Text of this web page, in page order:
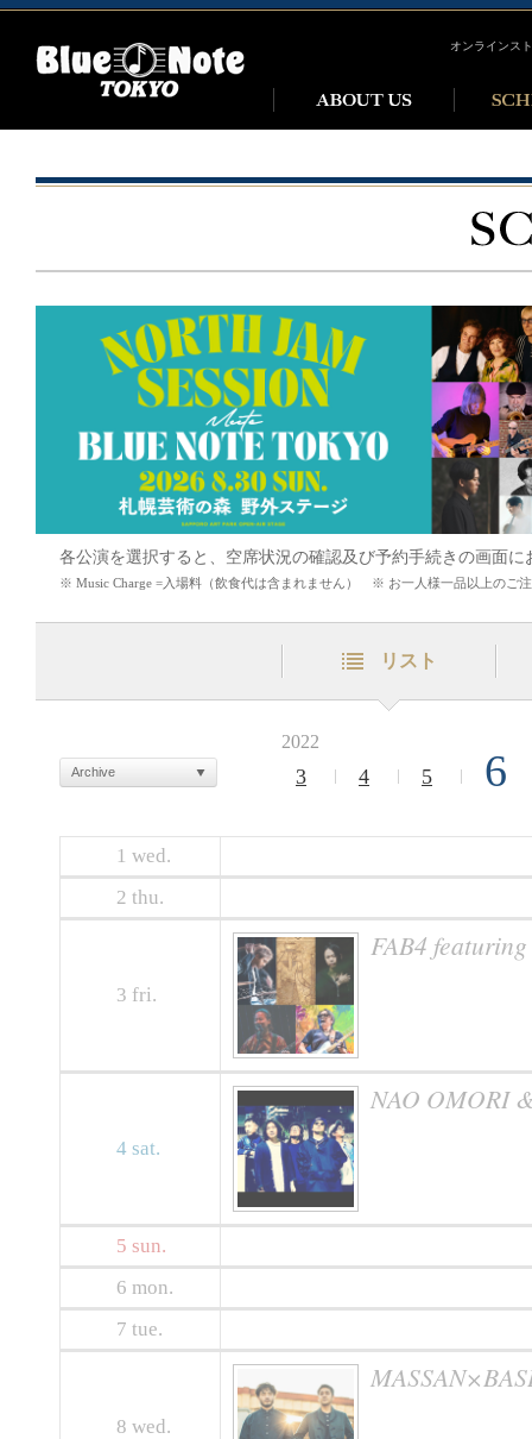
オンラインス
各公演を選択すると、空席状況の確認及び予約手続きの画面に
※ Music Charge =入場料（飲食代は含まれません） ※ お一人様一品以上のご
リスト
2022
3 4 5 6
Archive
1 wed.
2 thu.
3 fri.
FAB4
4 sat.
NAO OMORI
5 sun.
6 mon.
7 tue.
8 wed.